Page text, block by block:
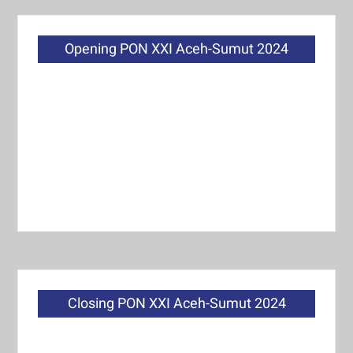
Opening PON XXI Aceh-Sumut 2024
Closing PON XXI Aceh-Sumut 2024